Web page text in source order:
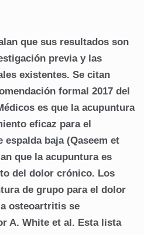
que sus resultados son
previa y las
existentes. Se citan
formal 2017 del
es que la acupuntura
eficaz para el
baja (Qaseem et
que la acupuntura es
del dolor crónico. Los
de grupo para el dolor
osteoartritis se
A. White et al. Esta lista